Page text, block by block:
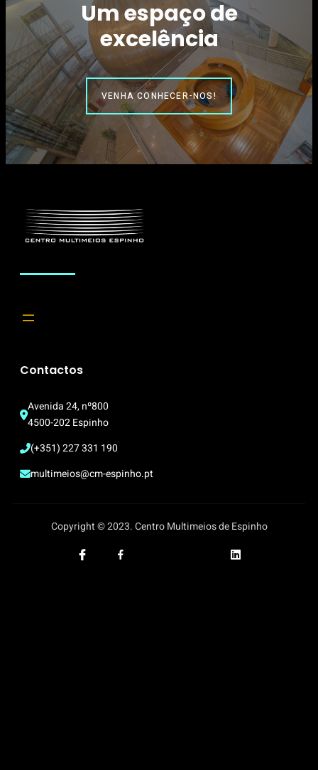
Um espaço de
excelência
VENHA CONHECER-NOS!
Contactos
Avenida 24, nº800
4500-202 Espinho
(+351) 227 331 190
multimeios@cm-espinho.pt
Copyright © 2023. Centro Multimeios de Espinho